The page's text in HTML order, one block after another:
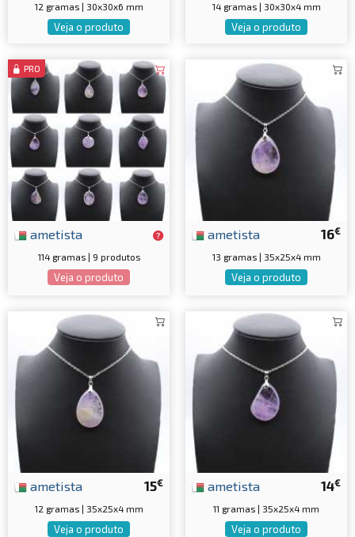
12 gramas | 30x30x6 mm
Veja o produto
14 gramas | 30x30x4 mm
Veja o produto
PRO
ametista
114 gramas | 9 produtos
Veja o produto
16€
ametista
13 gramas | 35x25x4 mm
Veja o produto
15€
ametista
12 gramas | 35x25x4 mm
Veja o produto
14€
ametista
11 gramas | 35x25x4 mm
Veja o produto